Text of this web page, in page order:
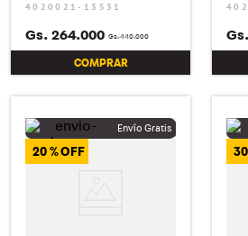
4020021-13531
Gs.440.000
Gs. 264.000
COMPRAR
Gs.
20 %